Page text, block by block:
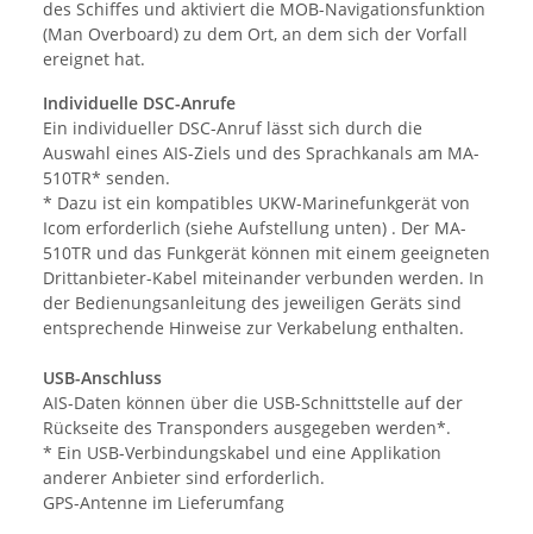
des Schiffes und aktiviert die MOB-Navigationsfunktion
(Man Overboard) zu dem Ort, an dem sich der Vorfall
ereignet hat.
Individuelle DSC-Anrufe
Ein individueller DSC-Anruf lässt sich durch die
Auswahl eines AIS-Ziels und des Sprachkanals am MA-
510TR* senden.
* Dazu ist ein kompatibles UKW-Marinefunkgerät von
Icom erforderlich (siehe Aufstellung unten) . Der MA-
510TR und das Funkgerät können mit einem geeigneten
Drittanbieter-Kabel miteinander verbunden werden. In
der Bedienungsanleitung des jeweiligen Geräts sind
entsprechende Hinweise zur Verkabelung enthalten.
USB-Anschluss
AIS-Daten können über die USB-Schnittstelle auf der
Rückseite des Transponders ausgegeben werden*.
* Ein USB-Verbindungskabel und eine Applikation
anderer Anbieter sind erforderlich.
GPS-Antenne im Lieferumfang